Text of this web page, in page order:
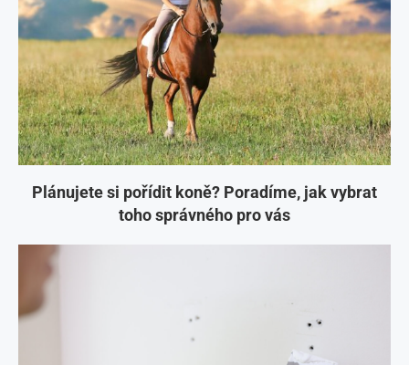
Plánujete si pořídit koně? Poradíme, jak vybrat
toho správného pro vás